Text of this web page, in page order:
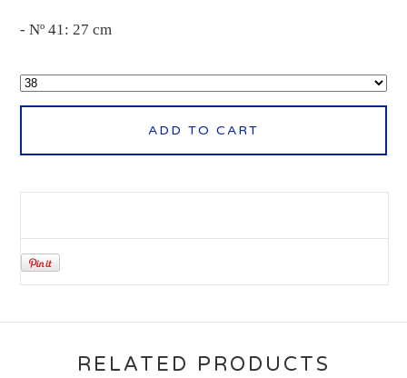
- Nº 41: 27 cm
ADD TO CART
RELATED PRODUCTS